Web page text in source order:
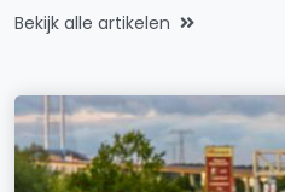
Bekijk alle artikelen